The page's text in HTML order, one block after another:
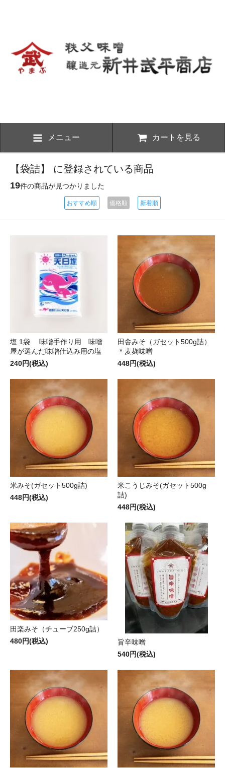
メニュー カートを見る
【袋詰】 に登録されている商品
19件の商品が見つかりました
おすすめ順 価格順 新着順
塩 1袋 味噌手作り用 味噌
屋が選んだ味噌仕込み用の塩
240円(税込)
田舎みそ（ガセット500g詰）
＊麦麹味噌
448円(税込)
米みそ(ガセット500g詰)
448円(税込)
米こうじみそ(ガセット500g
詰)
448円(税込)
田楽みそ（チューブ250g詰）
480円(税込)
旨辛味噌
540円(税込)